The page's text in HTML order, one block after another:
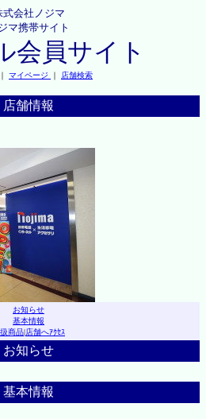
式会社ノジマ
マ携帯サイト
会員サイト
｜ マイページ ｜ 店舗検索
店舗情報
お知らせ
基本情報
商品|店舗へｱｸｾｽ
お知らせ
基本情報